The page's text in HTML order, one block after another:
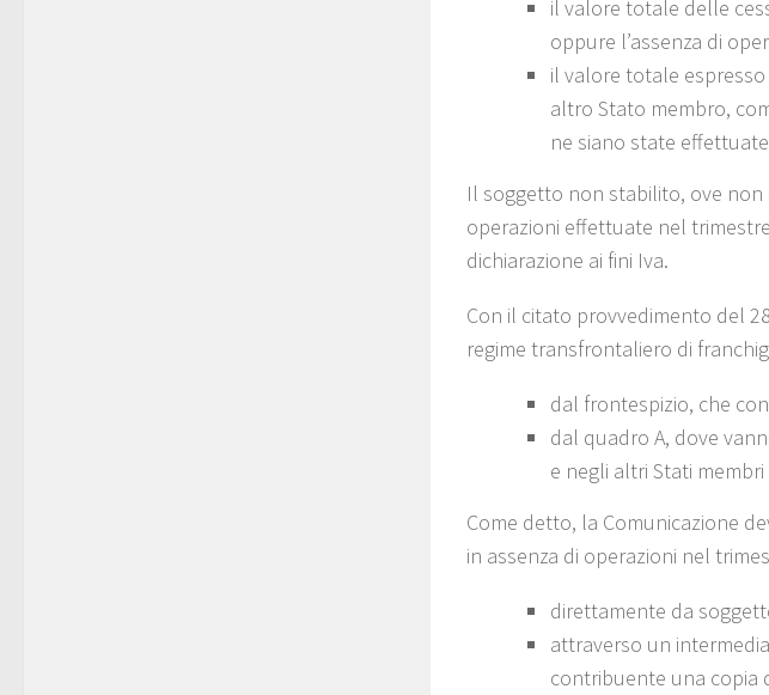
il valore totale delle
oppure l’assenza di
il valore totale
altro Stato membro,
ne siano state
Il soggetto non stabilito, ove
operazioni effettuate nel
dichiarazione ai fini Iva.
Con il citato provvedimento del
regime transfrontaliero di
dal frontespizio, che
dal quadro A, dove
e negli altri Stati
Come detto, la Comunicazione
in assenza di operazioni nel
direttamente da
attraverso un
contribuente una copia